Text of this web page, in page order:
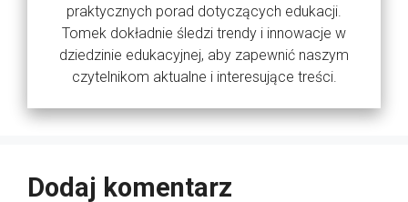
praktycznych porad dotyczących edukacji.
Tomek dokładnie śledzi trendy i innowacje w
dziedzinie edukacyjnej, aby zapewnić naszym
czytelnikom aktualne i interesujące treści.
Dodaj komentarz